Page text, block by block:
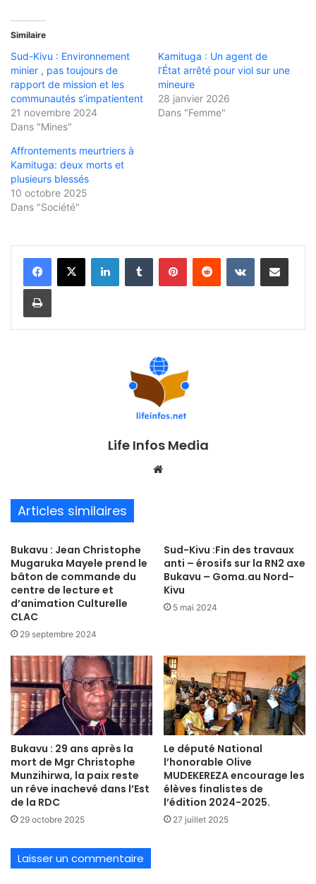
Similaire
Sud-Kivu : Environnement
minier , pas toujours de
rapport de mission et les
communautés s’impatientent
21 novembre 2024
Dans "Mines"
Kamituga : Un agent de
l’État arrêté pour viol sur une
mineure
28 janvier 2026
Dans "Femme"
Affrontements meurtriers à
Kamituga: deux morts et
plusieurs blessés
10 octobre 2025
Dans "Société"
Life Infos Media
Articles similaires
Bukavu : Jean Christophe
Mugaruka Mayele prend le
bâton de commande du
centre de lecture et
d’animation Culturelle
CLAC
29 septembre 2024
Sud-Kivu :Fin des travaux
anti – érosifs sur la RN2 axe
Bukavu – Goma.au Nord-
Kivu
5 mai 2024
Bukavu : 29 ans après la
mort de Mgr Christophe
Munzihirwa, la paix reste
un rêve inachevé dans l’Est
de la RDC
29 octobre 2025
Le député National
l’honorable Olive
MUDEKEREZA encourage les
élèves finalistes de
l’édition 2024-2025.
27 juillet 2025
Laisser un commentaire